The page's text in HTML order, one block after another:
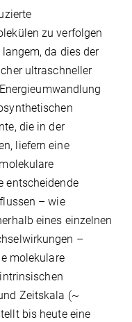
zu verfolgen
da dies der
ultraschneller
die in der
liefern eine
entscheidende
– wie
eines einzelnen
–
molekulare
Zeitskala (~
bis heute eine